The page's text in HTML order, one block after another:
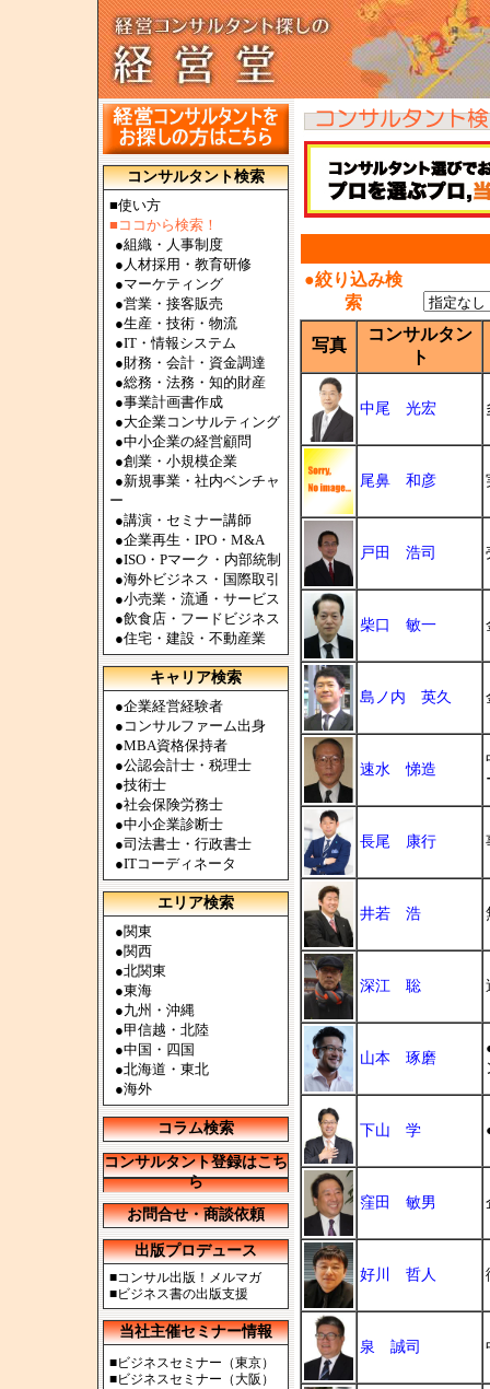
コンサルタント検索
■使い方
■ココから検索！
●組織・人事制度
● 人材採用・教育研修
●マーケティング
●営業・接客販売
●生産・技術・物流
●IT・情報システム
●財務・会計・資金調達
●総務・法務・知的財産
●事業計画書作成
●大企業コンサルティング
●中小企業の経営顧問
●創業・小規模企業
●新規事業・社内ベンチャ
ー
●講演・セミナー講師
●企業再生・IPO・M&A
●ISO・Pマーク・内部統制
●海外ビジネス・国際取引
●小売業・流通・サービス
●飲食店・フードビジネス
●住宅・建設・不動産業
キャリア検索
●企業経営経験者
● コンサルファーム出身
●MBA資格保持者
●公認会計士・税理士
●技術士
●社会保険労務士
●中小企業診断士
●司法書士・行政書士
●ITコーディネータ
エリア検索
●関東
●関西
●北関東
●東海
●九州・沖縄
●甲信越・北陸
●中国・四国
●北海道・東北
●海外
コラム検索
コンサルタント登録はこち
ら
お問合せ・商談依頼
出版プロデュース
■コンサル出版！メルマガ
■ビジネス書の出版支援
当社主催セミナー情報
■ビジネスセミナー（東京）
■ビジネスセミナー（大阪）
●絞り込み検
索
写真
コンサルタン
ト
中尾 光宏
尾鼻 和彦
戸田 浩司
柴口 敏一
島ノ内 英久
速水 悌造
長尾 康行
井若 浩
深江 聡
山本 琢磨
下山 学
窪田 敏男
好川 哲人
泉 誠司